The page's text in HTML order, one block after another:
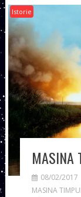
Istorie
MASINA
08/02/2017
MASINA